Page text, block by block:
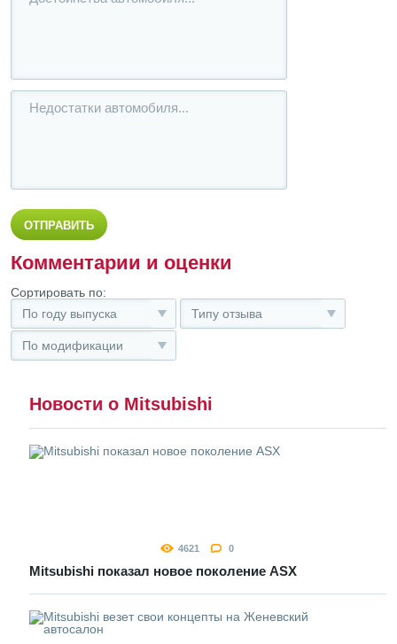
Комментарии и оценки
Сортировать по:
По году выпуска
Типу отзыва
По модификации
Новости о Mitsubishi
4621 0
Mitsubishi показал новое поколение ASX